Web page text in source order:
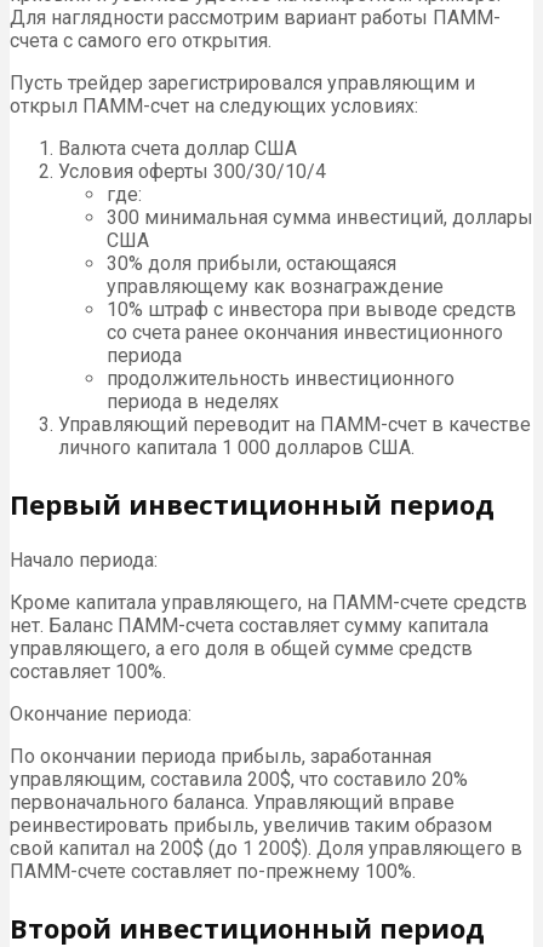
Для наглядности рассмотрим вариант работы ПАММ-
счета с самого его открытия.
Пусть трейдер зарегистрировался управляющим и
открыл ПАММ-счет на следующих условиях:
Валюта счета доллар США
Условия оферты 300/30/10/4
где:
300 минимальная сумма инвестиций, доллары
США
30% доля прибыли, остающаяся
управляющему как вознаграждение
10% штраф с инвестора при выводе средств
со счета ранее окончания инвестиционного
периода
продолжительность инвестиционного
периода в неделях
Управляющий переводит на ПАММ-счет в качестве
личного капитала 1 000 долларов США.
Первый инвестиционный период
Начало периода:
Кроме капитала управляющего, на ПАММ-счете средств
нет. Баланс ПАММ-счета составляет сумму капитала
управляющего, а его доля в общей сумме средств
составляет 100%.
Окончание периода:
По окончании периода прибыль, заработанная
управляющим, составила 200$, что составило 20%
первоначального баланса. Управляющий вправе
реинвестировать прибыль, увеличив таким образом
свой капитал на 200$ (до 1 200$). Доля управляющего в
ПАММ-счете составляет по-прежнему 100%.
Второй инвестиционный период